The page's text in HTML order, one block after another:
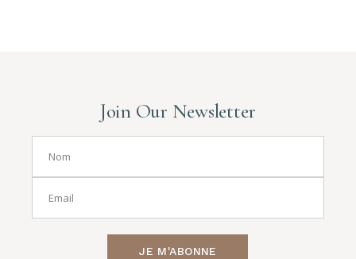
Join Our Newsletter
JE M'ABONNE